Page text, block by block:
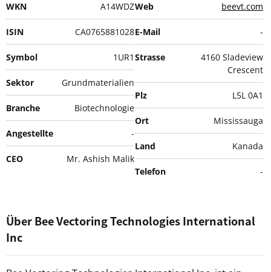
WKN A14WDZ
ISIN CA0765881028
Symbol 1UR1
Sektor Grundmaterialien
Branche Biotechnologie
Angestellte -
CEO Mr. Ashish Malik
Web beevt.com
E-Mail -
Strasse
4160 Sladeview
Crescent
Plz L5L 0A1
Ort Mississauga
Land Kanada
Telefon -
Über Bee Vectoring Technologies International
Inc